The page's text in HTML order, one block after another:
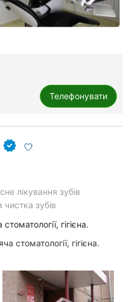
Телефонувати
лікування зубів
чистка зубів
гігієна.
стоматології, гігієна.